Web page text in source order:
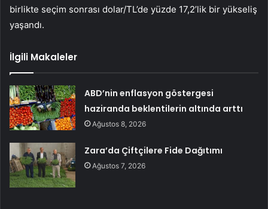
birlikte seçim sonrası dolar/TL’de yüzde 17,2’lik bir yükseliş
yaşandı.
İlgili Makaleler
ABD’nin enflasyon göstergesi
haziranda beklentilerin altında arttı
Ağustos 8, 2026
Zara’da Çiftçilere Fide Dağıtımı
Ağustos 7, 2026